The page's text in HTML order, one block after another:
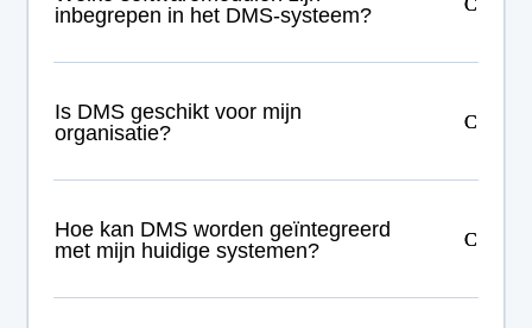
inbegrepen in het DMS-systeem?
Is DMS geschikt voor mijn
organisatie?
Hoe kan DMS worden geïntegreerd
met mijn huidige systemen?